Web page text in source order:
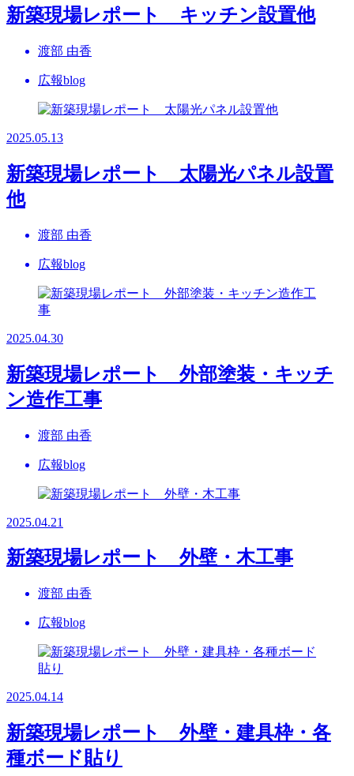
新築現場レポート キッチン設置他
渡部 由香
広報blog
2025.05.13
新築現場レポート 太陽光パネル設置
他
渡部 由香
広報blog
2025.04.30
新築現場レポート 外部塗装・キッチ
ン造作工事
渡部 由香
広報blog
2025.04.21
新築現場レポート 外壁・木工事
渡部 由香
広報blog
2025.04.14
新築現場レポート 外壁・建具枠・各
種ボード貼り